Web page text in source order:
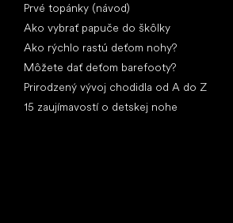
Prvé topánky (návod)
Ako vybrať papuče do škôlky
Ako rýchlo rastú deťom nohy?
Môžete dať deťom barefooty?
Prirodzený vývoj chodidla od A do Z
15 zaujímavostí o detskej nohe